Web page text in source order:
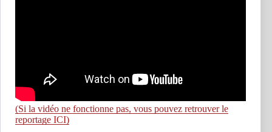
(Si la vidéo ne fonctionne pas, vous pouvez retrouver le
reportage ICI)